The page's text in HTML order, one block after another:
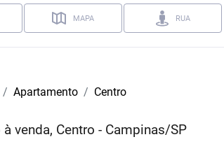
MAPA RUA
Apartamento Centro
venda, Centro - Campinas/SP